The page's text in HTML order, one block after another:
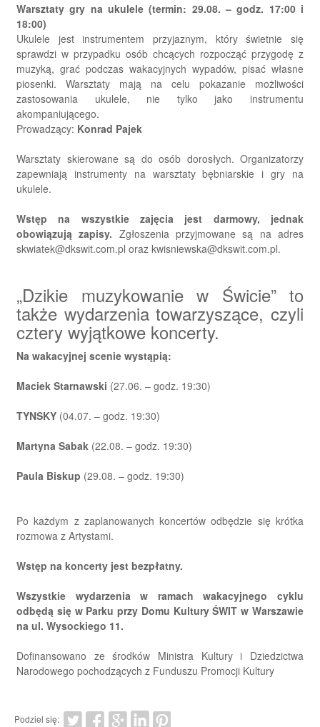
Warsztaty gry na ukulele (termin: 29.08. – godz. 17:00 i
18:00)
Ukulele jest instrumentem przyjaznym, który świetnie się
sprawdzi w przypadku osób chcących rozpocząć przygodę z
muzyką, grać podczas wakacyjnych wypadów, pisać własne
piosenki. Warsztaty mają na celu pokazanie możliwości
zastosowania ukulele, nie tylko jako instrumentu
akompaniującego.
Prowadzący: Konrad Pajek
Warsztaty skierowane są do osób dorosłych. Organizatorzy
zapewniają instrumenty na warsztaty bębniarskie i gry na
ukulele.
Wstęp na wszystkie zajęcia jest darmowy, jednak
obowiązują zapisy. Zgłoszenia przyjmowane są na adres
skwiatek@dkswit.com.pl oraz kwisniewska@dkswit.com.pl.
„Dzikie muzykowanie w Świcie” to
także wydarzenia towarzyszące, czyli
cztery wyjątkowe koncerty.
Na wakacyjnej scenie wystąpią:
Maciek Starnawski (27.06. – godz. 19:30)
TYNSKY (04.07. – godz. 19:30)
Martyna Sabak (22.08. – godz. 19:30)
Paula Biskup (29.08. – godz. 19:30)
Po każdym z zaplanowanych koncertów odbędzie się krótka
rozmowa z Artystami.
Wstęp na koncerty jest bezpłatny.
Wszystkie wydarzenia w ramach wakacyjnego cyklu
odbędą się w Parku przy Domu Kultury ŚWIT w Warszawie
na ul. Wysockiego 11.
Dofinansowano ze środków Ministra Kultury i Dziedzictwa
Narodowego pochodzących z Funduszu Promocji Kultury
Podziel się: